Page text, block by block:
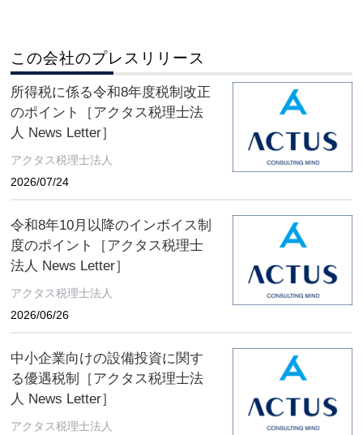
この会社のプレスリリース
所得税に係る令和8年度税制改正
のポイント［アクタス税理士法
人 News Letter］
アクタス税理士法人
2026/07/24
令和8年10月以降のインボイス制
度のポイント［アクタス税理士
法人 News Letter］
アクタス税理士法人
2026/06/26
中小企業向けの設備投資に関す
る優遇税制［アクタス税理士法
人 News Letter］
アクタス税理士法人